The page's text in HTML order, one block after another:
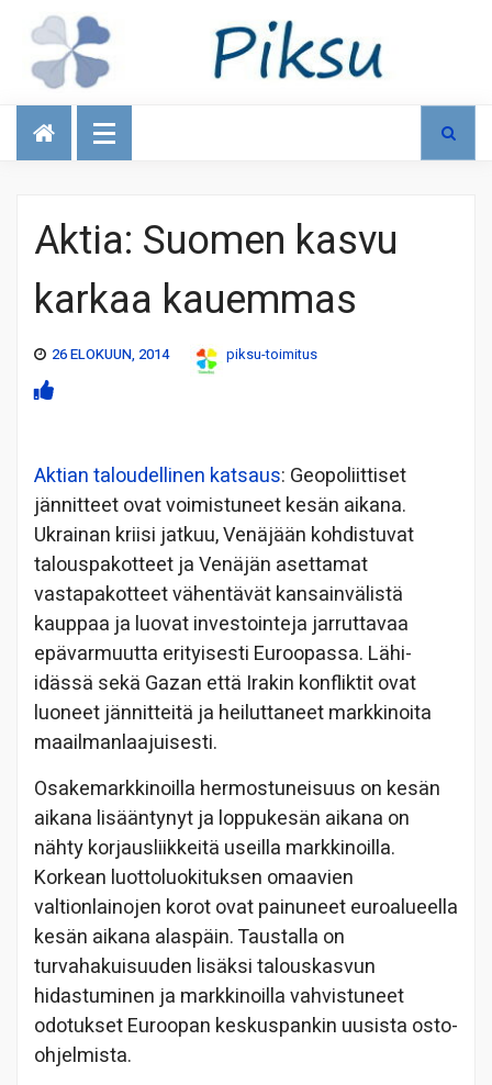
Talous
Aktia: Suomen kasvu
karkaa kauemmas
26 ELOKUUN, 2014 piksu-toimitus
Aktian taloudellinen katsaus: Geopoliittiset
jännitteet ovat voimistuneet kesän aikana.
Ukrainan kriisi jatkuu, Venäjään kohdistuvat
talouspakotteet ja Venäjän asettamat
vastapakotteet vähentävät kansainvälistä
kauppaa ja luovat investointeja jarruttavaa
epävarmuutta erityisesti Euroopassa. Lähi-
idässä sekä Gazan että Irakin konfliktit ovat
luoneet jännitteitä ja heiluttaneet markkinoita
maailmanlaajuisesti.
Osakemarkkinoilla hermostuneisuus on kesän
aikana lisääntynyt ja loppukesän aikana on
nähty korjausliikkeitä useilla markkinoilla.
Korkean luottoluokituksen omaavien
valtionlainojen korot ovat painuneet euroalueella
kesän aikana alaspäin. Taustalla on
turvahakuisuuden lisäksi talouskasvun
hidastuminen ja markkinoilla vahvistuneet
odotukset Euroopan keskuspankin uusista osto-
ohjelmista.